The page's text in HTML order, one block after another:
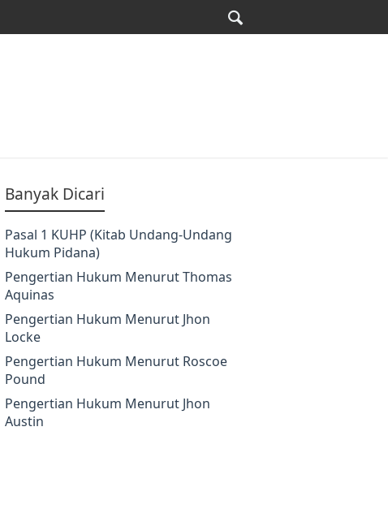
Banyak Dicari
Pasal 1 KUHP (Kitab Undang-Undang
Hukum Pidana)
Pengertian Hukum Menurut Thomas
Aquinas
Pengertian Hukum Menurut Jhon
Locke
Pengertian Hukum Menurut Roscoe
Pound
Pengertian Hukum Menurut Jhon
Austin